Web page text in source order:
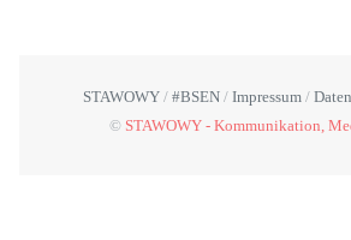
STAWOWY #BSEN Impressum
© STAWOWY - Kommunikation,